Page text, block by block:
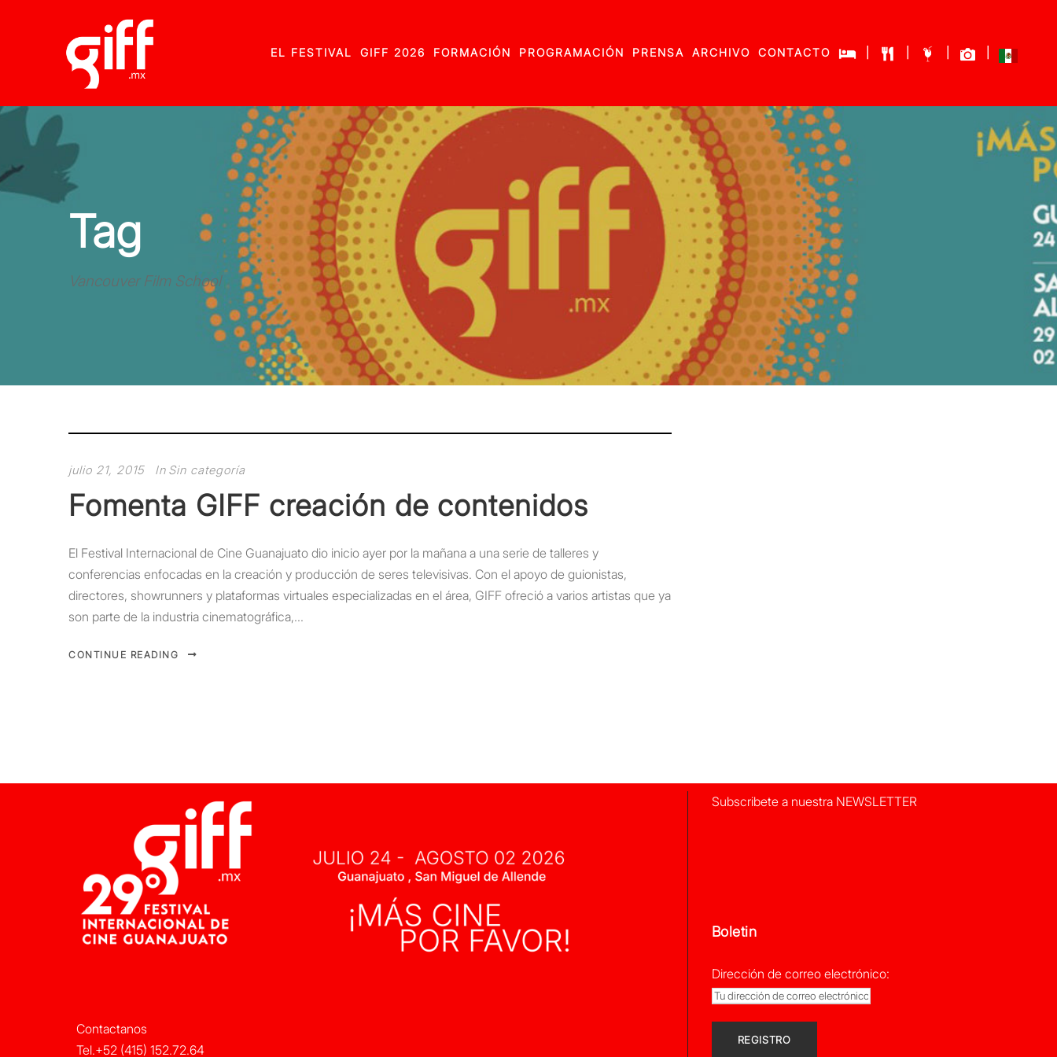
EL FESTIVAL GIFF 2026 FORMACIÓN PROGRAMACIÓN PRENSA ARCHIVO CONTACTO
Tag
Vancouver Film School
julio 21, 2015 In Sin categoría
Fomenta GIFF creación de contenidos
El Festival Internacional de Cine Guanajuato dio inicio ayer por la mañana a una serie de talleres y
conferencias enfocadas en la creación y producción de seres televisivas. Con el apoyo de guionistas,
directores, showrunners y plataformas virtuales especializadas en el área, GIFF ofreció a varios artistas que ya
son parte de la industria cinematográfica,...
CONTINUE READING
Contactanos
Tel.+52 (415) 152.72.64
Subscribete a nuestra NEWSLETTER
Boletin
Dirección de correo electrónico: